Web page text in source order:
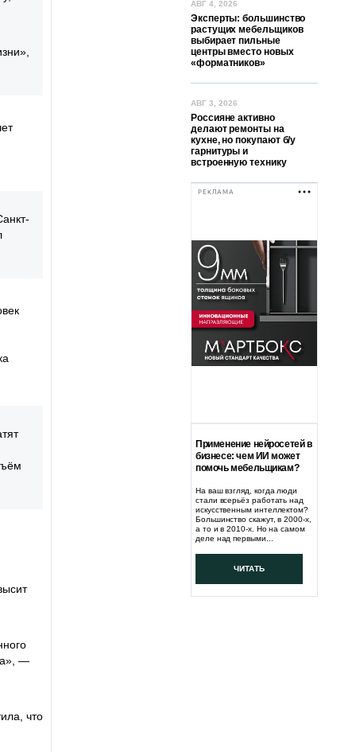
—
что
АВГ 4, 2026
Эксперты: большинство
растущих мебельщиков
выбирает пильные
центры вместо новых
«форматников»
АВГ 3, 2026
Россияне активно
делают ремонты на
кухне, но покупают б/у
гарнитуры и
встроенную технику
РЕКЛАМА
Применение нейросетей в
бизнесе: чем ИИ может
помочь мебельщикам?
На ваш взгляд, когда люди
стали всерьёз работать над
искусственным интеллектом?
Большинство скажут, в 2000-х,
а то и в 2010-х. Но на самом
деле над первыми...
ЧИТАТЬ